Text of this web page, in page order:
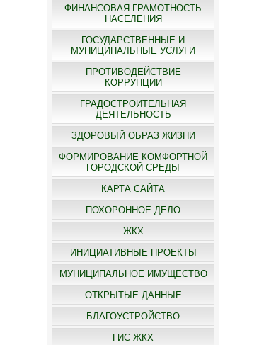
ФИНАНСОВАЯ ГРАМОТНОСТЬ
НАСЕЛЕНИЯ
ГОСУДАРСТВЕННЫЕ И
МУНИЦИПАЛЬНЫЕ УСЛУГИ
ПРОТИВОДЕЙСТВИЕ
КОРРУПЦИИ
ГРАДОСТРОИТЕЛЬНАЯ
ДЕЯТЕЛЬНОСТЬ
ЗДОРОВЫЙ ОБРАЗ ЖИЗНИ
ФОРМИРОВАНИЕ КОМФОРТНОЙ
ГОРОДСКОЙ СРЕДЫ
КАРТА САЙТА
ПОХОРОННОЕ ДЕЛО
ЖКХ
ИНИЦИАТИВНЫЕ ПРОЕКТЫ
МУНИЦИПАЛЬНОЕ ИМУЩЕСТВО
ОТКРЫТЫЕ ДАННЫЕ
БЛАГОУСТРОЙСТВО
ГИС ЖКХ